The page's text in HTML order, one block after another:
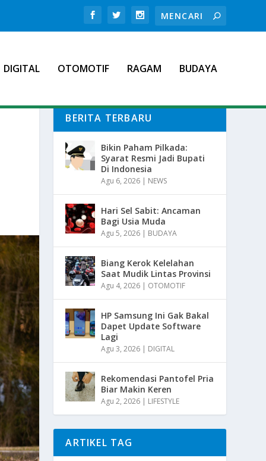
DIGITAL OTOMOTIF RAGAM BUDAYA
BERITA TERBARU
Bikin Paham Pilkada:
Syarat Resmi Jadi Bupati
Di Indonesia
Agu 6, 2026 | NEWS
Hari Sel Sabit: Ancaman
Bagi Usia Muda
Agu 5, 2026 | BUDAYA
Biang Kerok Kelelahan
Saat Mudik Lintas Provinsi
Agu 4, 2026 | OTOMOTIF
HP Samsung Ini Gak Bakal
Dapet Update Software
Lagi
Agu 3, 2026 | DIGITAL
Rekomendasi Pantofel Pria
Biar Makin Keren
Agu 2, 2026 | LIFESTYLE
ARTIKEL TAG